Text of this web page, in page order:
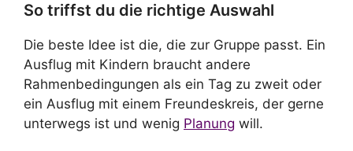
So triffst du die richtige Auswahl
Die beste Idee ist die, die zur Gruppe passt. Ein
Ausflug mit Kindern braucht andere
Rahmenbedingungen als ein Tag zu zweit oder
ein Ausflug mit einem Freundeskreis, der gerne
unterwegs ist und wenig Planung will.